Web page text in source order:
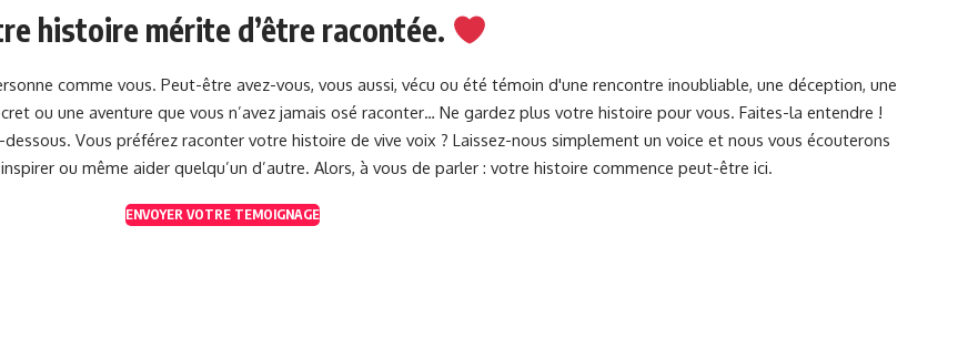
histoire mérite d’être racontée.
comme vous. Peut-être avez-vous, vous aussi, vécu ou été témoin d'une rencontre inoubliable, une déception, une
ou une aventure que vous n’avez jamais osé raconter… Ne gardez plus votre histoire pour vous. Faites-la entendre !
Vous préférez raconter votre histoire de vive voix ? Laissez-nous simplement un voice et nous vous écouterons
ou même aider quelqu’un d’autre. Alors, à vous de parler : votre histoire commence peut-être ici.
ENVOYER VOTRE TEMOIGNAGE